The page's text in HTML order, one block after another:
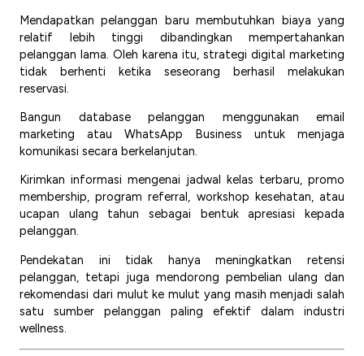
Mendapatkan pelanggan baru membutuhkan biaya yang
relatif lebih tinggi dibandingkan mempertahankan
pelanggan lama. Oleh karena itu, strategi digital marketing
tidak berhenti ketika seseorang berhasil melakukan
reservasi.
Bangun database pelanggan menggunakan email
marketing atau WhatsApp Business untuk menjaga
komunikasi secara berkelanjutan.
Kirimkan informasi mengenai jadwal kelas terbaru, promo
membership, program referral, workshop kesehatan, atau
ucapan ulang tahun sebagai bentuk apresiasi kepada
pelanggan.
Pendekatan ini tidak hanya meningkatkan retensi
pelanggan, tetapi juga mendorong pembelian ulang dan
rekomendasi dari mulut ke mulut yang masih menjadi salah
satu sumber pelanggan paling efektif dalam industri
wellness.